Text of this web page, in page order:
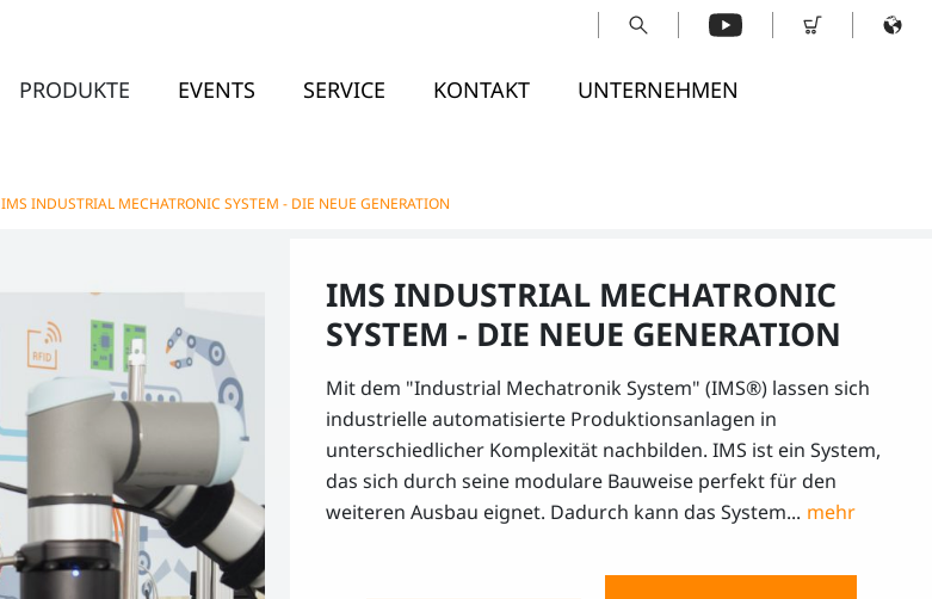
PRODUKTE EVENTS SERVICE KONTAKT UNTERNEHMEN
IMS INDUSTRIAL MECHATRONIC SYSTEM - DIE NEUE GENERATION
IMS INDUSTRIAL MECHATRONIC
SYSTEM - DIE NEUE GENERATION
Mit dem "Industrial Mechatronik System" (IMS®) lassen sich
industrielle automatisierte Produktionsanlagen in
unterschiedlicher Komplexität nachbilden. IMS ist ein System,
das sich durch seine modulare Bauweise perfekt für den
weiteren Ausbau eignet. Dadurch kann das System...